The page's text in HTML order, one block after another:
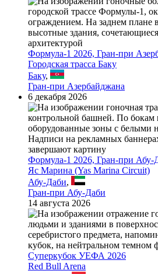
Формула-1 2026, Гран-при
Городская трасса Баку
Баку,
Гран-при Азербайджана
6 декабря 2026
Формула-1 2026, Гран-при Абу-
Яс Марина (Yas Marina Circuit)
Абу-Даби,
Гран-при Абу-Даби
14 августа 2026
Суперкубок УЕФА 2026
Red Bull Arena